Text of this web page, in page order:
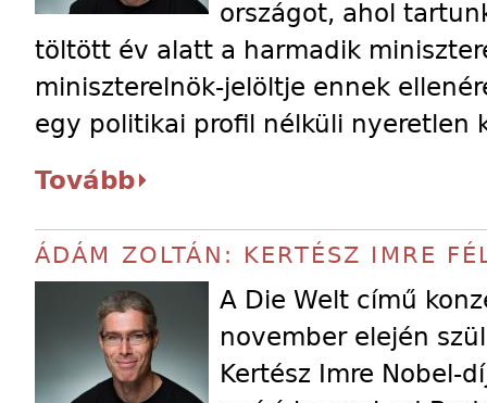
országot, ahol
töltött év alatt a harmadik
miniszterelnök-jelöltje ennek
egy politikai profil nélküli nyeretlen
Tovább
ÁDÁM ZOLTÁN: KERTÉSZ IMRE
A Die Welt című
november elején
Kertész Imre Nobel-